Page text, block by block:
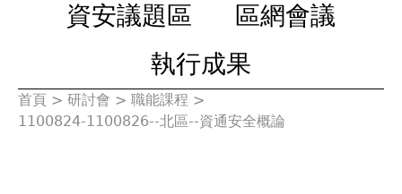
資安議題區
區網會議
執行成果
您
首頁 > 研討會 > 職能課程 >
1100824-1100826--北區--資通安全概論